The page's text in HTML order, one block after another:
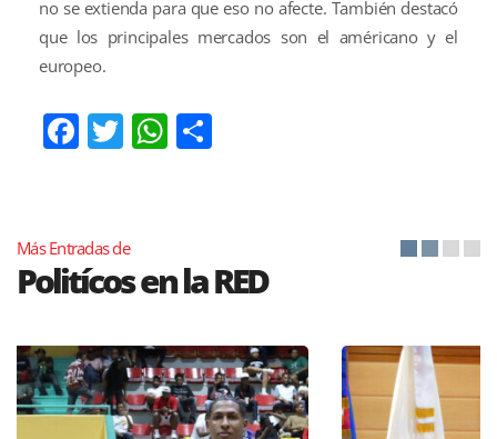
no se extienda para que eso no afecte. También destacó
que los principales mercados son el américano y el
europeo.
Facebook
TwitterWhatsApp
Más Entradas de
Politícos en la RED